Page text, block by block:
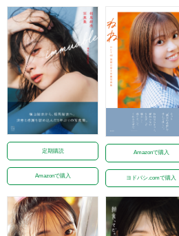
定期購読
Amazonで購入
Amazonで購入
ヨドバシ.comで購入